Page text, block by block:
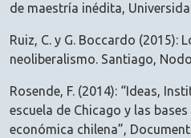
de maestría inédita,
Ruiz, C. y G. Boccardo (2015):
neoliberalismo. Santiago,
Rosende, F. (2014): “Ideas,
escuela de Chicago y las
económica chilena”,